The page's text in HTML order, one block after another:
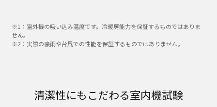
※1：室外機の吸い込み温度です。冷暖房能力を保証するものではありま
せん。
※2：実際の豪雨や台風での性能を保証するものではありません。
清潔性にもこだわる室内機試験​